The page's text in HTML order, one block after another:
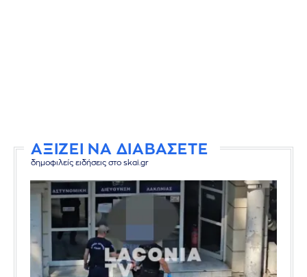
ΑΞΙΖΕΙ ΝΑ ΔΙΑΒΑΣΕΤΕ
δημοφιλείς ειδήσεις στο skai.gr